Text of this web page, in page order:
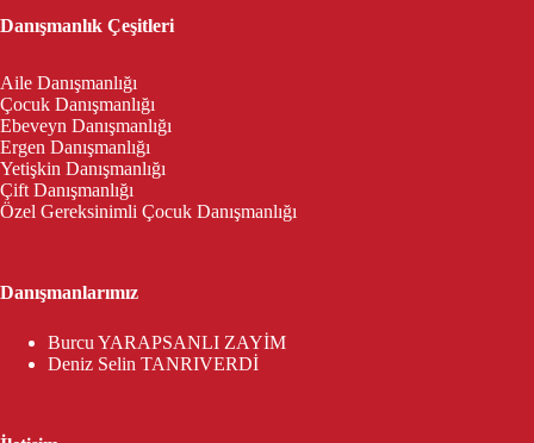
Danışmanlık Çeşitleri
Aile Danışmanlığı
Çocuk Danışmanlığı
Ebeveyn Danışmanlığı
Ergen Danışmanlığı
Yetişkin Danışmanlığı
Çift Danışmanlığı
Özel Gereksinimli Çocuk Danışmanlığı
Danışmanlarımız
Burcu YARAPSANLI ZAYİM
Deniz Selin TANRIVERDİ